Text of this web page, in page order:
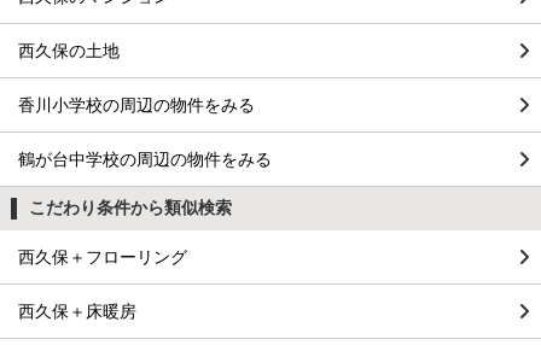
西久保の土地
香川小学校の周辺の物件をみる
鶴が台中学校の周辺の物件をみる
こだわり条件から類似検索
西久保＋フローリング
西久保＋床暖房